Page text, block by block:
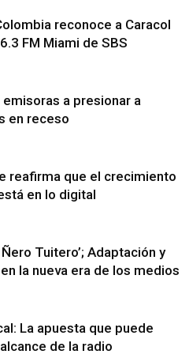
reconoce a Caracol
FM Miami de SBS
emisoras a presionar a
en receso
reafirma que el crecimiento
en lo digital
Ñero Tuitero’; Adaptación y
la nueva era de los medios
La apuesta que puede
de la radio